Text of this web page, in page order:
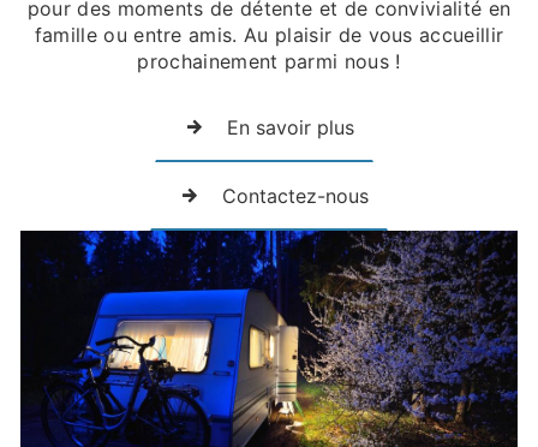
pour des moments de détente et de convivialité en
famille ou entre amis. Au plaisir de vous accueillir
prochainement parmi nous !
En savoir plus
Contactez-nous